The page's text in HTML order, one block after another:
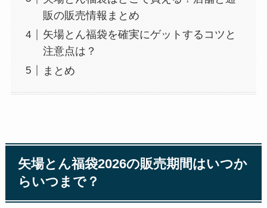
販の販売情報まとめ
矢場とん福袋を確実にゲットするコツと
注意点は？
まとめ
矢場とん福袋2026の販売期間はいつか
らいつまで？